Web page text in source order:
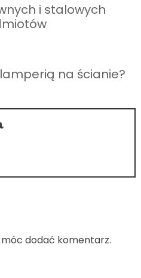
i stalowych
na ścianie?
dodać komentarz.